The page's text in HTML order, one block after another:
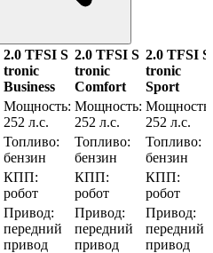
2.0 TFSI S
tronic
Business
2.0 TFSI S
tronic
Comfort
2.0 TFSI S
tronic
Sport
Мощность:
252 л.с.
Мощность:
252 л.с.
Мощность:
252 л.с.
Топливо:
бензин
Топливо:
бензин
Топливо:
бензин
КПП:
робот
КПП:
робот
КПП:
робот
Привод:
передний
привод
Привод:
передний
привод
Привод:
передний
привод